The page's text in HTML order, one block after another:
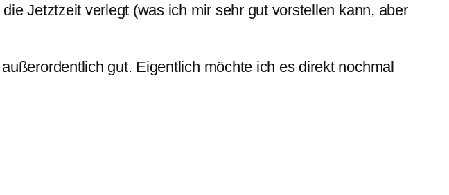
Jetztzeit verlegt (was ich mir sehr gut vorstellen kann, aber
gut. Eigentlich möchte ich es direkt nochmal